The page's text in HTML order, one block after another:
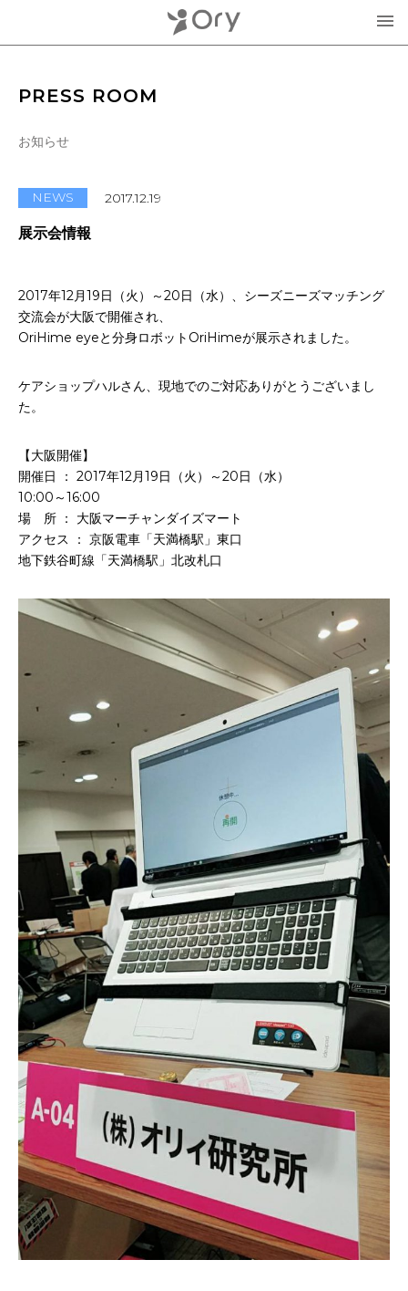
分身ロボットOriHime
意思伝達装置
人材紹介FLEMEE
ミッション
メンバー紹介
アクセス
ヒストリー
PRESS ROOM
お知らせ
NEWS 2017.12.19
展示会情報
2017年12月19日（火）～20日（水）、シーズニーズマッチング
交流会が大阪で開催され、
OriHime eyeと分身ロボットOriHimeが展示されました。
ケアショップハルさん、現地でのご対応ありがとうございまし
た。
【大阪開催】
開催日 ： 2017年12月19日（火）～20日（水）
10:00～16:00
場 所 ： 大阪マーチャンダイズマート
アクセス ： 京阪電車「天満橋駅」東口
地下鉄谷町線「天満橋駅」北改札口